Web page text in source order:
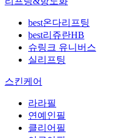
best온다리프팅
best리쥬란HB
슈링크 유니버스
실리프팅
스킨케어
라라필
연예인필
클리어필